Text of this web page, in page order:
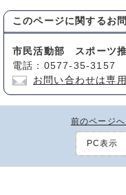
このページに関する お
市民活動部 スポーツ
電話：0577-35-3157
お問い合わせは専
前のページへ
PC表示